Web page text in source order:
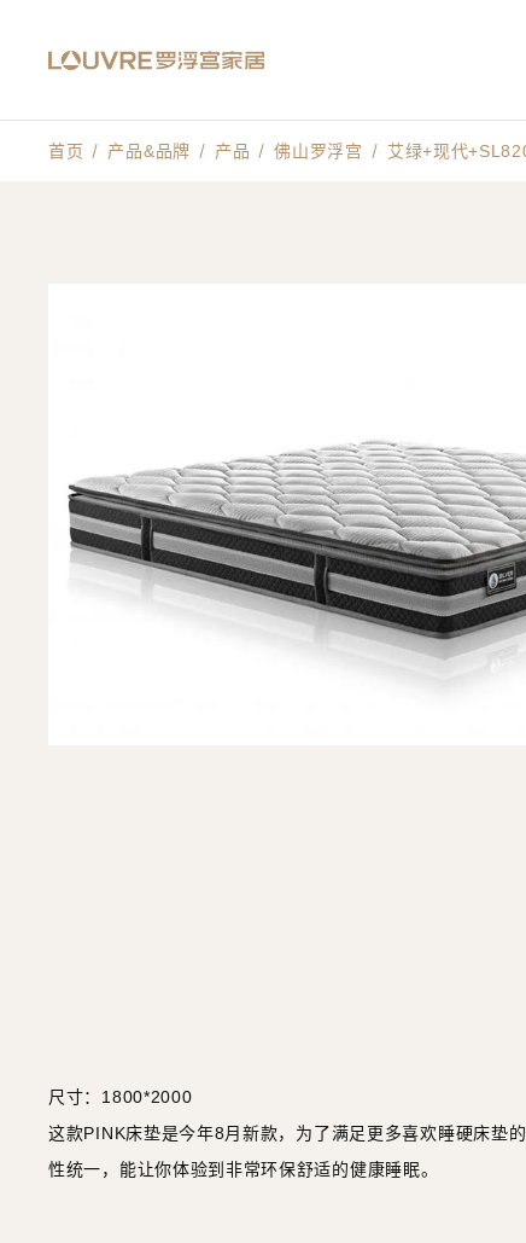
首页 产品&品牌 产品 佛山罗浮宫 艾绿+现代
尺寸：1800*2000
这款PINK床垫是今年8月新款，为了满足更多喜欢睡硬床垫
性统一，能让你体验到非常环保舒适的健康睡眠。